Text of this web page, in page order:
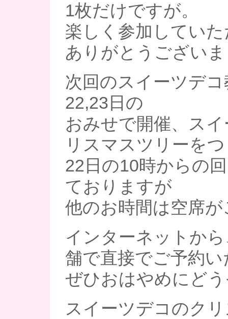
1枚だけですが。
楽しく参加してい
ありがとうござい
次回のスイーツデ
22,23日の
おみせで開催、ス
リスマスツリーを
22日の10時からの
ておりますが
他のお時間は空席
インターネットか
舗で直接でご予約
ぜひおはやめにど
スイーツデコのク